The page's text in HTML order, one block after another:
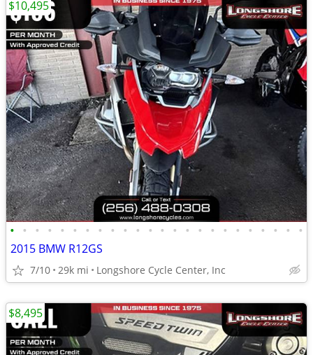
• • • • • • • • • • • • • • • • • • • • • • • •
2015 BMW R12GS
7/10 29k mi Longshore Cycle Center, Inc
$10,495
$8,495